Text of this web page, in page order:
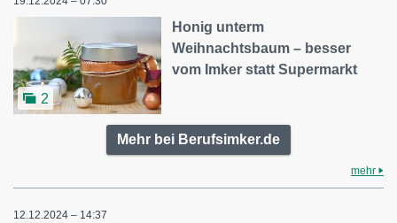
2
Honig unterm
Weihnachtsbaum – besser
vom Imker statt Supermarkt
Mehr bei Berufsimker.de
mehr
12.12.2024 – 14:37